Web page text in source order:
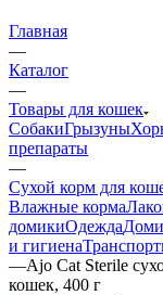
Главная
—
Каталог
—
Товары для кошек
СобакиГрызуны
препараты
—
Сухой корм для
Влажные корма
домикиОдежда
и гигиена
—Ajo Cat Sterile
кошек, 400 г